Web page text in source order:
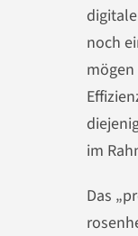
noch
im
Das